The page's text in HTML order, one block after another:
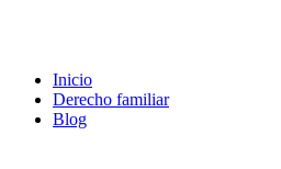
Inicio
Derecho familiar
Blog